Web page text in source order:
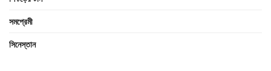
সমপ্রেমী
সিনেস্তান